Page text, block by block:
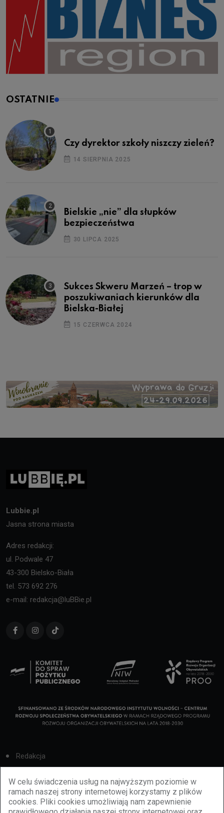
W celu świadczenia usług na najwyższym poziomie w
ramach naszej strony internetowej korzystamy z plików
cookies. Pliki cookies umożliwiają nam zapewnienie
OSTATNIE
Czy dyrektor szkoły niszczy zieleń?
14 SIERPNIA 2025
Bielskie „nie” dla słupków
bezpieczeństwa
30 LIPCA 2025
Sukces Skweru Marzeń – trop w
poszukiwaniach kierunków dla
Bielska-Białej
15 CZERWCA 2024
Lubbie.pl
Jasna strona miasta
Adres redakcji:
ul. Podwale 47
43-300 Bielsko-Biała
tel. 573 692 276
e-mail: redakcja@luBBie.pl
Redakcja
Reklama